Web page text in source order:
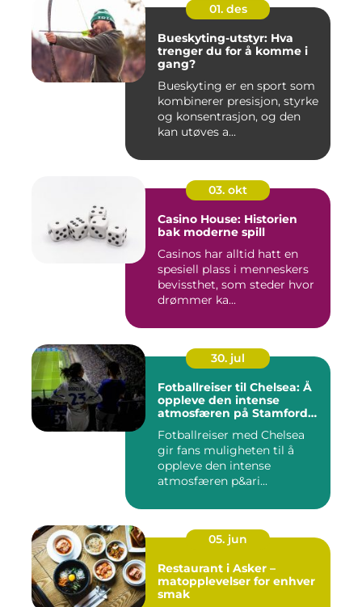
01. des
Bueskyting-utstyr: Hva
trenger du for å komme i
gang?
Bueskyting er en sport som
kombinerer presisjon, styrke
og konsentrasjon, og den
kan utøves a...
03. okt
Casino House: Historien
bak moderne spill
Casinos har alltid hatt en
spesiell plass i menneskers
bevissthet, som steder hvor
drømmer ka...
30. jul
Fotballreiser til Chelsea: Å
oppleve den intense
atmosfæren på Stamford
Fotballreiser med Chelsea
gir fans muligheten til å
oppleve den intense
atmosfæren p&ari...
05. jun
Restaurant i Asker –
matopplevelser for enhver
smak